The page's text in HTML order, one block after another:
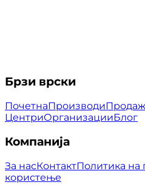
Брзи врски
ПочетнаПроизводи
ЦентриОрганизацииБлог
Компанија
За насКонтактПолитика на
користење